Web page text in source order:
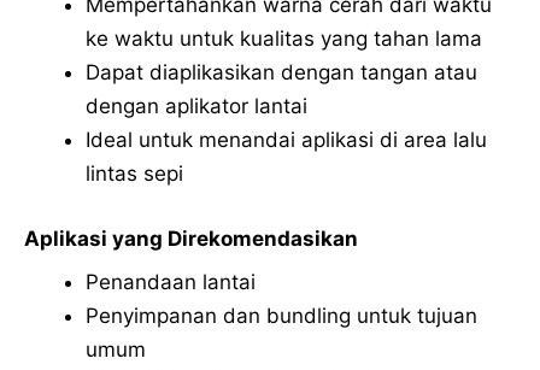
Mempertahankan warna cerah dari waktu
ke waktu untuk kualitas yang tahan lama
Dapat diaplikasikan dengan tangan atau
dengan aplikator lantai
Ideal untuk menandai aplikasi di area lalu
lintas sepi
Aplikasi yang Direkomendasikan
Penandaan lantai
Penyimpanan dan bundling untuk tujuan
umum